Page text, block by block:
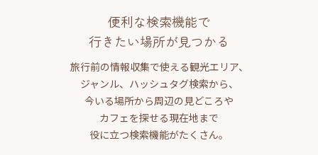
便利な検索機能で
行きたい場所が見つかる
旅行前の情報収集で使える観光エリア、
ジャンル、ハッシュタグ検索から、
今いる場所から周辺の見どころや
カフェを探せる現在地まで
役に立つ検索機能がたくさん。